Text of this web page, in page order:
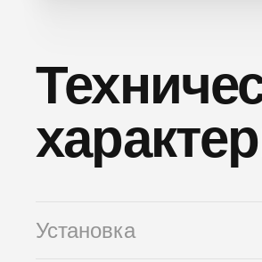
Установка